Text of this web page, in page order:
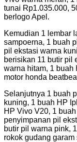
tunai Rp1.035.000,
berlogo Apel.
Kemudian 1 lembar
sampoerna, 1 buah
pil ekstasi warna
berisikan 11 butir pil
warna hitam, 1 buah
motor honda
Selanjutnya 1 buah
kuning, 1 buah HP
HP Vivo V20, 1
penyimpanan pil
butir pil warna pink,
rokok gudang